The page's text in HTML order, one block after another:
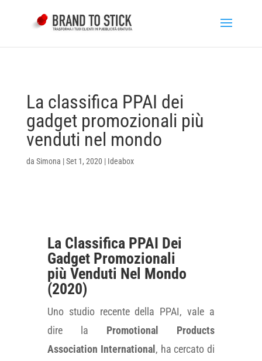
La classifica PPAI dei
gadget promozionali più
venduti nel mondo
da Simona |Set 1, 2020 | Ideabox
La Classifica PPAI Dei
Gadget Promozionali
più Venduti Nel Mondo
(2020)
Uno studio recente della PPAI, vale a
dire la Promotional Products
Association International , ha cercato di